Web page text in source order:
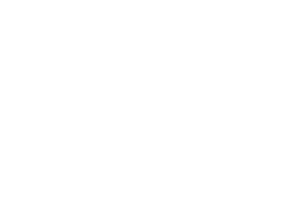
Pengguna baru berbelanja di